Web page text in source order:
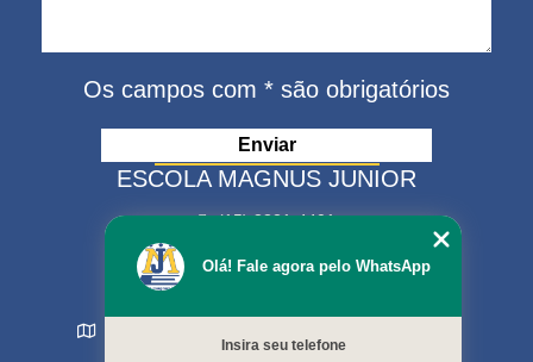
Os campos com * são obrigatórios
ESCOLA MAGNUS JUNIOR
(15) 3321-4401
(15) 99630-9333
matriculas@escolamagnus.com.br
Sorocaba - SP - CEP: 18044-130
Olá! Fale agora pelo WhatsApp
Insira seu telefone